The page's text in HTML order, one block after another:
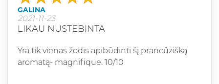
GALINA
2021-11-23
LIKAU NUSTEBINTA
Yra tik vienas žodis apibūdinti šį prancūzišką
aromatą- magnifique. 10/10